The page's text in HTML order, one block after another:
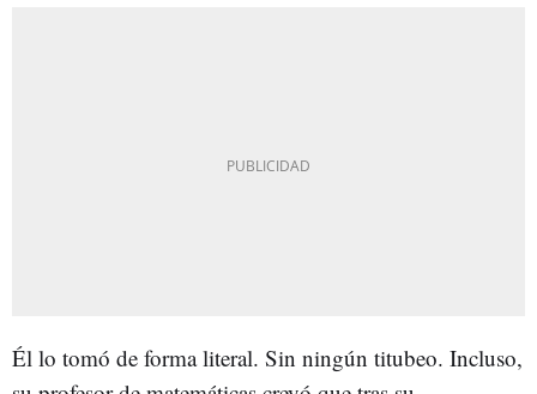
Él lo tomó de forma literal. Sin ningún titubeo. Incluso,